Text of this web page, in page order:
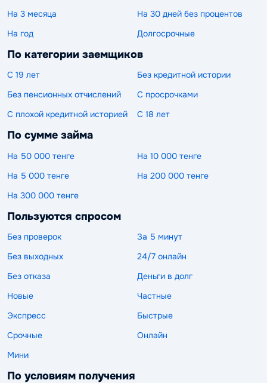
На 3 месяца
На 30 дней без процентов
На год
Долгосрочные
По категории заемщиков
С 19 лет
Без кредитной истории
Без пенсионных отчислений
С просрочками
С плохой кредитной историей
С 18 лет
По сумме займа
На 50 000 тенге
На 10 000 тенге
На 5 000 тенге
На 200 000 тенге
На 300 000 тенге
Пользуются спросом
Без проверок
За 5 минут
Без выходных
24/7 онлайн
Без отказа
Деньги в долг
Новые
Частные
Экспресс
Быстрые
Срочные
Онлайн
Мини
По условиям получения